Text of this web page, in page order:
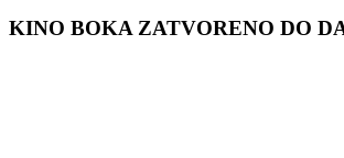
KINO BOKA ZATVORENO DO